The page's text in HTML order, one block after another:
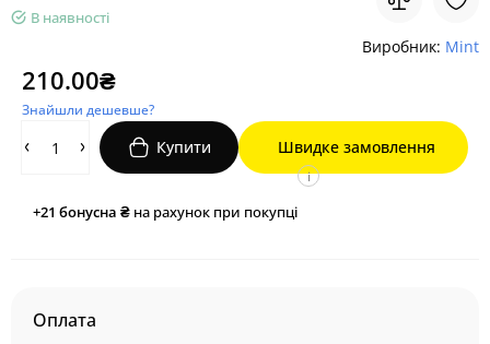
В наявності
Виробник: Mint
210.00₴
Знайшли дешевше?
Купити Швидке замовлення
+21 бонусна ₴ на рахунок при покупці
i
Оплата